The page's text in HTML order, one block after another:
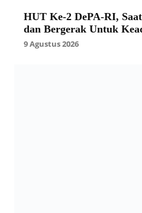
HUT Ke-2 DePA-RI,
dan Bergerak Untuk
9 Agustus 2026